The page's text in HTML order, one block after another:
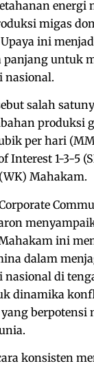
energi
migas
ini
untuk
nasional.
salah
produksi
per hari
Interest 1-3-5
Mahakam.
ini
dalam
nasional di
dinamika
berpotensi
konsisten